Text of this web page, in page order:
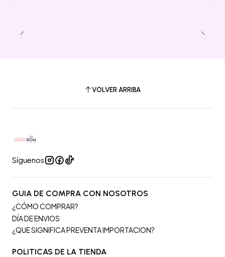
VOLVER ARRIBA
Síguenos
GUIA DE COMPRA CON NOSOTROS
¿CÓMO COMPRAR?
DÍA DE ENVIOS
¿QUE SIGNIFICA PREVENTA IMPORTACION?
POLITICAS DE LA TIENDA